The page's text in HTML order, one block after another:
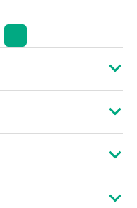
jederzeit
von
Ende der
und